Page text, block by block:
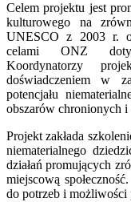
Celem projektu jest
kulturowego na
UNESCO z 2003 r.
celami ONZ
Koordynatorzy
doświadczeniem w
potencjału
obszarów chronionych
Projekt zakłada
niematerialnego
działań promujących
miejscową
do potrzeb i możliwości